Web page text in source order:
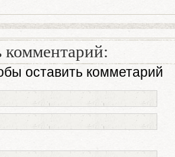
комментарий:
оставить комметарий